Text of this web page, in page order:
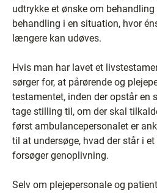
udtrykke et ønske om
behandling i en situation, hvor
længere kan udøves.
Hvis man har lavet et
sørger for, at pårørende og
testamentet, inden der opstår en
tage stilling til, om der skal
først ambulancepersonalet er
til at undersøge, hvad der står i
forsøger genoplivning.
Selv om plejepersonale og